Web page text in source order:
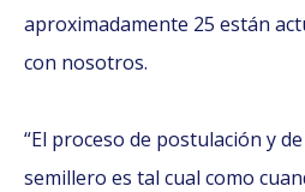
aproximadamente 25 están
con nosotros.
“El proceso de postulación y
semillero es tal cual como